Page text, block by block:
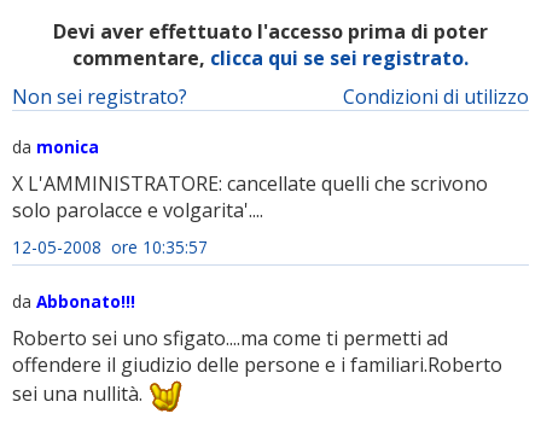
Devi aver effettuato l'accesso prima di poter
commentare, clicca qui se sei registrato.
Condizioni di utilizzo
Non sei registrato?
da monica
X L'AMMINISTRATORE: cancellate quelli che scrivono
solo parolacce e volgarita'....
12-05-2008 ore 10:35:57
da Abbonato!!!
Roberto sei uno sfigato....ma come ti permetti ad
offendere il giudizio delle persone e i familiari.Roberto
sei una nullità.